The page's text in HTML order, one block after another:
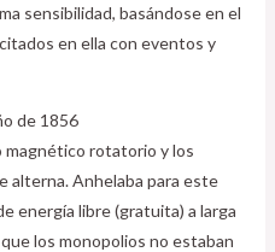
sensibilidad, basándose en el
en ella con eventos y
de 1856
magnético rotatorio y los
alterna. Anhelaba para este
energía libre (gratuita) a larga
los monopolios no estaban